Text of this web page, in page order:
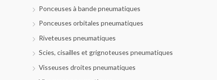
Ponceuses à bande pneumatiques
Ponceuses orbitales pneumatiques
Riveteuses pneumatiques
Scies, cisailles et grignoteuses pneumatiques
Visseuses droites pneumatiques